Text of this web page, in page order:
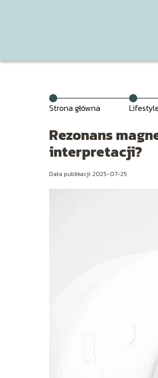
Strona główna
Rezonans
interpretacji?
Data publikacji: 2025-07-25